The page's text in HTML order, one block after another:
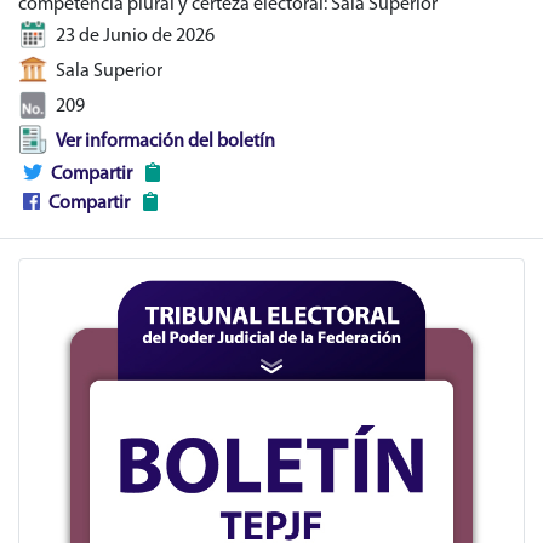
competencia plural y certeza electoral: Sala Superior
23 de Junio de 2026
Sala Superior
209
Ver información del boletín
Compartir
Compartir